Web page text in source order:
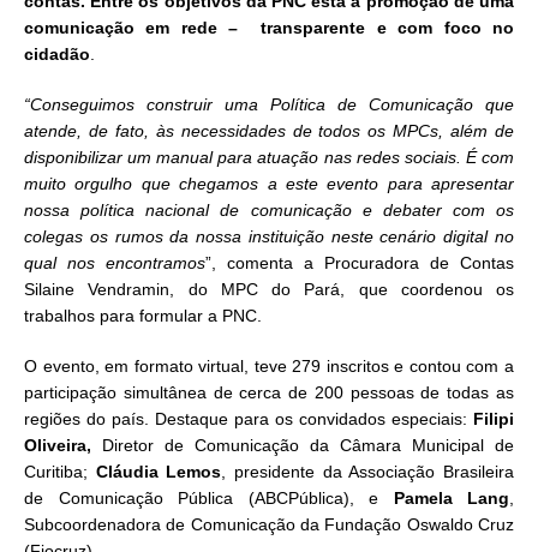
comunicação em rede – transparente e com foco no
cidadão.
“Conseguimos construir uma Política de Comunicação que
atende, de fato, às necessidades de todos os MPCs, além de
disponibilizar um manual para atuação nas redes sociais. É com
muito orgulho que chegamos a este evento para apresentar
nossa política nacional de comunicação e debater com os
colegas os rumos da nossa instituição neste cenário digital no
qual nos encontramos”, comenta a Procuradora de Contas
Silaine Vendramin, do MPC do Pará, que coordenou os
trabalhos para formular a PNC.
O evento, em formato virtual, teve 279 inscritos e contou com a
participação simultânea de cerca de 200 pessoas de todas as
regiões do país. Destaque para os convidados especiais: Filipi
Oliveira, Diretor de Comunicação da Câmara Municipal de
Curitiba; Cláudia Lemos, presidente da Associação Brasileira
de Comunicação Pública (ABCPública), e Pamela Lang,
Subcoordenadora de Comunicação da Fundação Oswaldo Cruz